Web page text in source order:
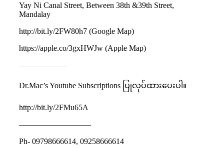
Yay Ni Canal Street, Between 38th &39th Street,
Mandalay
http://bit.ly/2FW80h7 (Google Map)
https://apple.co/3gxHWJw (Apple Map)
——————
Dr.Mac’s Youtube Subscriptions ပြုလုပ်ထားပေးပါ။
http://bit.ly/2FMu65A
—————————
Ph- 09798666614, 09258666614